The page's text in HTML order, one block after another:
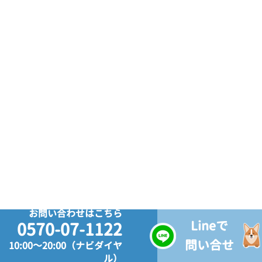
お問い合わせはこちら
0570-07-1122
10:00～20:00（ナビダイヤ
ル）
Lineで
問い合せ